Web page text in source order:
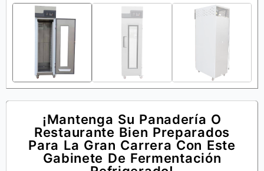
¡Mantenga Su Panadería O
Restaurante Bien Preparados
Para La Gran Carrera Con Este
Gabinete De Fermentación